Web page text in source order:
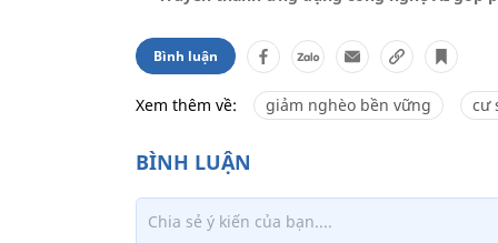
Bình luận
Xem thêm về: giảm nghèo bền vững cư